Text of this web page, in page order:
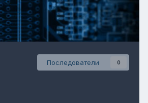
Последователи 0